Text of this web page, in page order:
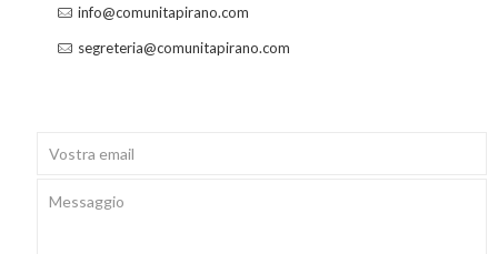
info@comunitapirano.com
segreteria@comunitapirano.com